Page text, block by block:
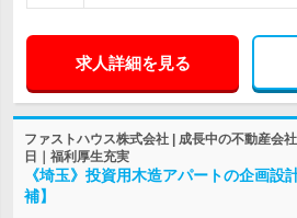
求人詳細を見る
ファストハウス株式会社 | 成長中の不動産会
日｜福利厚生充実
《埼玉》投資用木造アパートの企画設
補】